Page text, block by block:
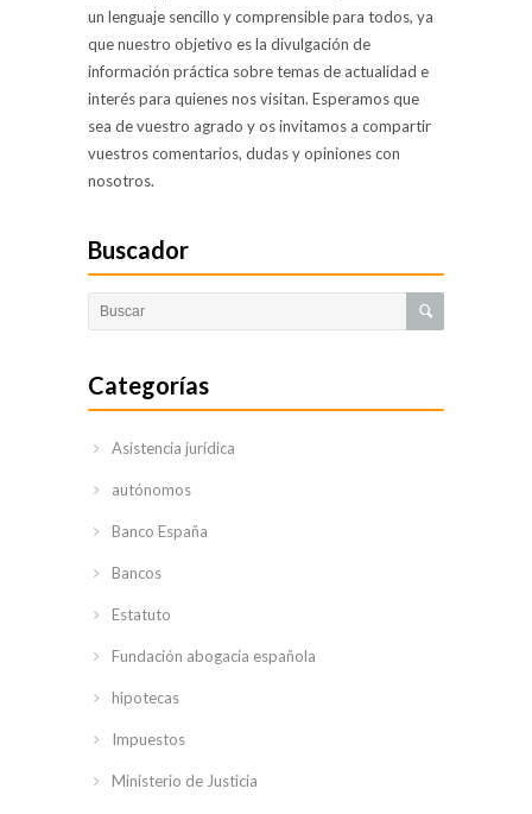
un lenguaje sencillo y comprensible para todos, ya
que nuestro objetivo es la divulgación de
información práctica sobre temas de actualidad e
interés para quienes nos visitan. Esperamos que
sea de vuestro agrado y os invitamos a compartir
vuestros comentarios, dudas y opiniones con
nosotros.
Buscador
Categorías
Asistencia jurídica
autónomos
Banco España
Bancos
Estatuto
Fundación abogacía española
hipotecas
Impuestos
Ministerio de Justicia
Incapacidades
Accidentes
de trabajo
Conflictos
laborales y
negociación
Accidentes
de tráfico
Procedimientos
Indemnización
y cuantías
más
indemnizaciones
Derecho de
familia y
y divorcio
Parejas